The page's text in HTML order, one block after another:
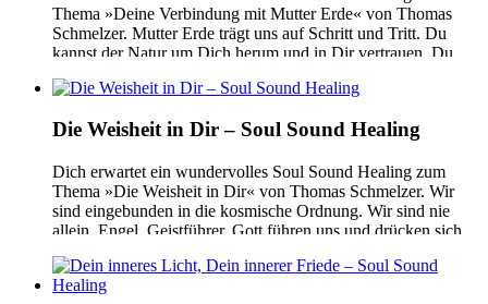
Thema »Deine Verbindung mit Mutter Erde« von Thomas
Schmelzer. Mutter Erde trägt uns auf Schritt und Tritt. Du
kannst der Natur um Dich herum und in Dir vertrauen. Du
eine Seele, inkarniert auf diesem ganz […]
Die Weisheit in Dir – Soul Sound Healing
Dich erwartet ein wundervolles Soul Sound Healing zum
Thema »Die Weisheit in Dir« von Thomas Schmelzer. Wir
sind eingebunden in die kosmische Ordnung. Wir sind nie
allein, Engel, Geistführer, Gott führen uns und drücken sich
Weisheitstraditionen erzählen von dieser harmonischen
Verbindung mit allem Leben und allen Dimensionen […]